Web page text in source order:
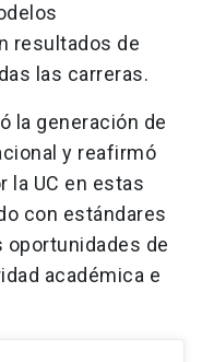
resultados de
las carreras.
la generación de
y reafirmó
la UC en estas
con estándares
oportunidades de
académica e